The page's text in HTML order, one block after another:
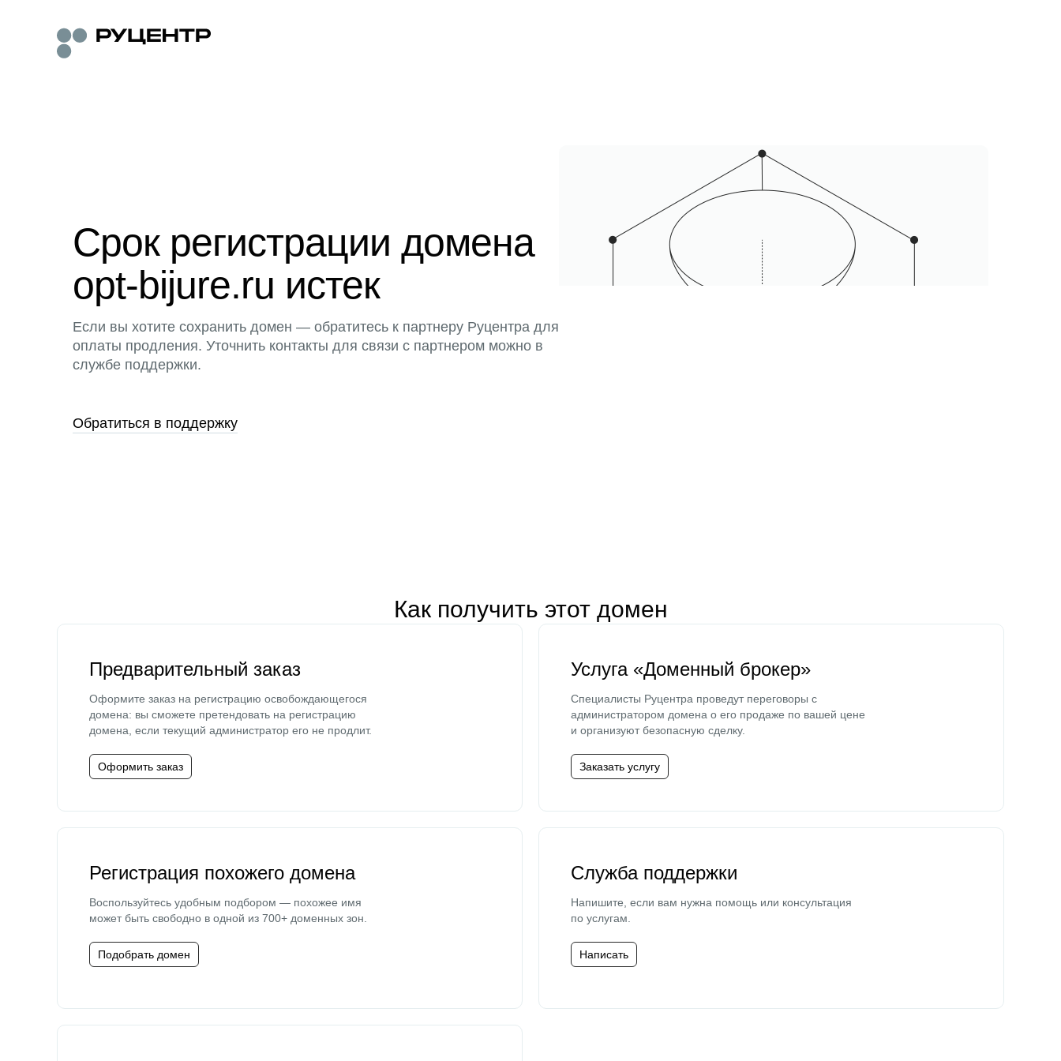
Срок регистрации домена
opt-bijure.ru истек
Если вы хотите сохранить домен — обратитесь к партнеру Руцентра для
оплаты продления. Уточнить контакты для связи с партнером можно в
службе поддержки.
Обратиться в поддержку
Как получить этот домен
Предварительный заказ
Оформите заказ на регистрацию освобождающегося
домена: вы сможете претендовать на регистрацию
домена, если текущий администратор его не продлит.
Оформить заказ
Услуга «Доменный брокер»
Специалисты Руцентра проведут переговоры с
администратором домена о его продаже по вашей цене
и организуют безопасную сделку.
Заказать услугу
Регистрация похожего домена
Воспользуйтесь удобным подбором — похожее имя
может быть свободно в одной из 700+ доменных зон.
Подобрать домен
Служба поддержки
Напишите, если вам нужна помощь или консультация
по услугам.
Написать